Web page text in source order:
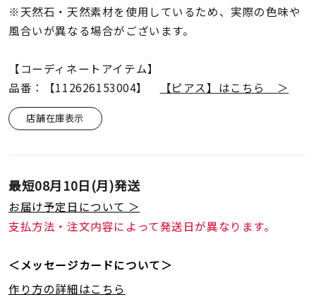
リングサイズ
～
価格 ¥0
在庫
※天然石・天然素材を使用しているため、実際の色味や
風合いが異なる場合がございます。
【コーディネートアイテム】
品番：【112626153004】
【ピアス】はこちら ＞
店舗在庫表示
最短08月10日(月)発送
お届け予定日について ＞
支払方法・注文内容によって発送日が異なります。
＜メッセージカードについて＞
作り方の詳細はこちら